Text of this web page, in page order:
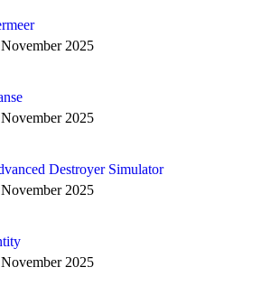
2025
2025
Destroyer Simulator
2025
2025